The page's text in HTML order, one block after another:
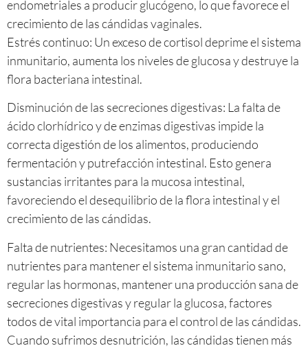
endometriales a producir glucógeno, lo que favorece el
crecimiento de las cándidas vaginales.
Estrés continuo: Un exceso de cortisol deprime el sistema
inmunitario, aumenta los niveles de glucosa y destruye la
flora bacteriana intestinal.
Disminución de las secreciones digestivas: La falta de
ácido clorhídrico y de enzimas digestivas impide la
correcta digestión de los alimentos, produciendo
fermentación y putrefacción intestinal. Esto genera
sustancias irritantes para la mucosa intestinal,
favoreciendo el desequilibrio de la flora intestinal y el
crecimiento de las cándidas.
Falta de nutrientes: Necesitamos una gran cantidad de
nutrientes para mantener el sistema inmunitario sano,
regular las hormonas, mantener una producción sana de
secreciones digestivas y regular la glucosa, factores
todos de vital importancia para el control de las cándidas.
Cuando sufrimos desnutrición, las cándidas tienen más